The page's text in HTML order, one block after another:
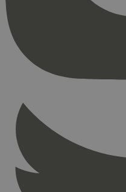
Strengt nødvendige
Navn